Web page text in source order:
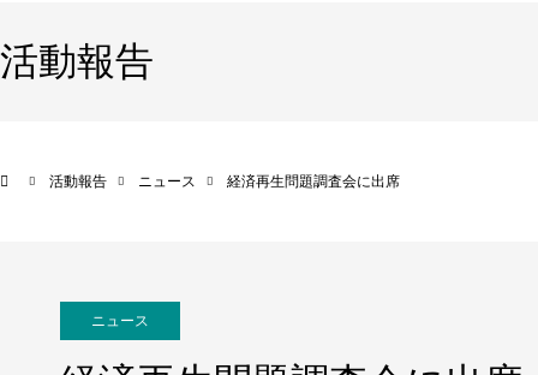
活動報告
活動報告 ニュース 経済再生問題調査会に出席
ニュース